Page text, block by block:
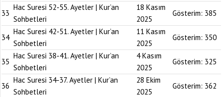
33
Hac Suresi 52-55. Ayetler | Kur’an
Sohbetleri
18 Kasım
2025
Gösterim: 385
34
Hac Suresi 42-51. Ayetler | Kur’an
Sohbetleri
11 Kasım
2025
Gösterim: 350
35
Hac Suresi 38-41. Ayetler | Kur’an
Sohbetleri
4 Kasım
2025
Gösterim: 325
36
Hac Suresi 34-37. Ayetler | Kur’an
Sohbetleri
28 Ekim
2025
Gösterim: 362